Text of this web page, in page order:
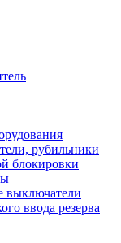
рубильники
блокировки
выключатели
ввода резерва